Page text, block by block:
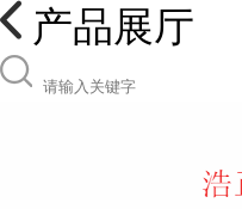
产品展厅